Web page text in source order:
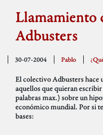
Llamamiento
Adbusters
30-07-2004 Pablo
El colectivo Adbusters hace
aquellos que quieran
palabras max.) sobre un
económico mundial. Por si
bases: